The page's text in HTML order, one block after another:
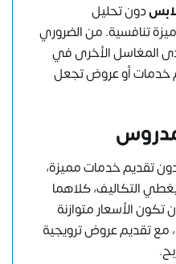
دونتحليل
تنافسية. من الضروري
المغاسل الأخرى في
خدمات أو عروض تجعل
تقديم خدمات مميزة،
التكاليف، كلاهما
الأسعار متوازنة
مع تقديم عروض ترويجية